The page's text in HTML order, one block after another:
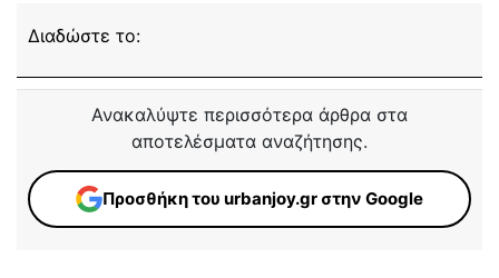
Διαδώστε το:
Ανακαλύψτε περισσότερα άρθρα στα
αποτελέσματα αναζήτησης.
Προσθήκη του urbanjoy.gr στην Google